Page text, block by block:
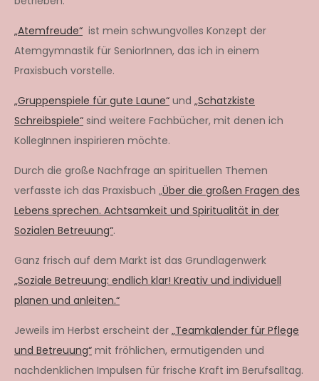
„Atemfreude“ ist mein schwungvolles Konzept der
Atemgymnastik für SeniorInnen, das ich in einem
Praxisbuch vorstelle.
„Gruppenspiele für gute Laune“ und „Schatzkiste
Schreibspiele“ sind weitere Fachbücher, mit denen ich
KollegInnen inspirieren möchte.
Durch die große Nachfrage an spirituellen Themen
verfasste ich das Praxisbuch „Über die großen Fragen des
Lebens sprechen. Achtsamkeit und Spiritualität in der
Sozialen Betreuung“.
Ganz frisch auf dem Markt ist das Grundlagenwerk
„Soziale Betreuung: endlich klar! Kreativ und individuell
planen und anleiten.“
Jeweils im Herbst erscheint der „Teamkalender für Pflege
und Betreuung“ mit fröhlichen, ermutigenden und
nachdenklichen Impulsen für frische Kraft im Berufsalltag.